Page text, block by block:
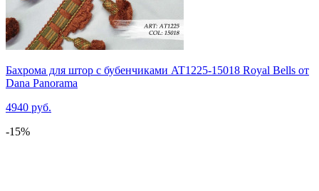
Бахрома для штор с бубенчиками AT1225-15018 Royal Bells от
Dana Panorama
4940 руб.
-15%